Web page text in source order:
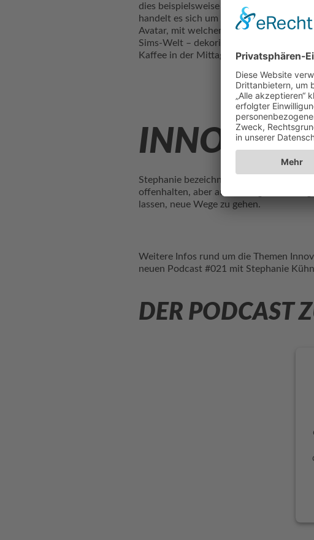
dies beispielsweise durch eine 3D
handelt es sich um ein virtuelles
Avatar, mit welchem anschließend an
Sims-Welt – dekoriert werden. Dadurch
Kaffee in der Mittagspause kann so
Stephanie bezeichnet den innovativen
offenhalten, aber auch loslegen. Fehler
lassen, neue Wege zu gehen.
Weitere Infos rund um die Themen
neuen Podcast #021 mit Stephanie
DER PODCAST